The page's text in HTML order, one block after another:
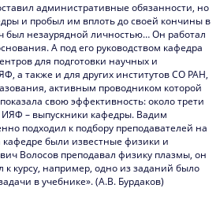
административные обязанности, но
и пробыл им вплоть до своей кончины в
был незаурядной личностью… Он работал
А под его руководством кафедра
для подготовки научных и
а также и для других институтов СО РАН,
активным проводником которой
свою эффективность: около трети
ИЯФ – выпускники кафедры. Вадим
подходил к подбору преподавателей на
были известные физики и
Волосов преподавал физику плазмы, он
курсу, например, одно из заданий было
в учебнике». (А.В. Бурдаков)